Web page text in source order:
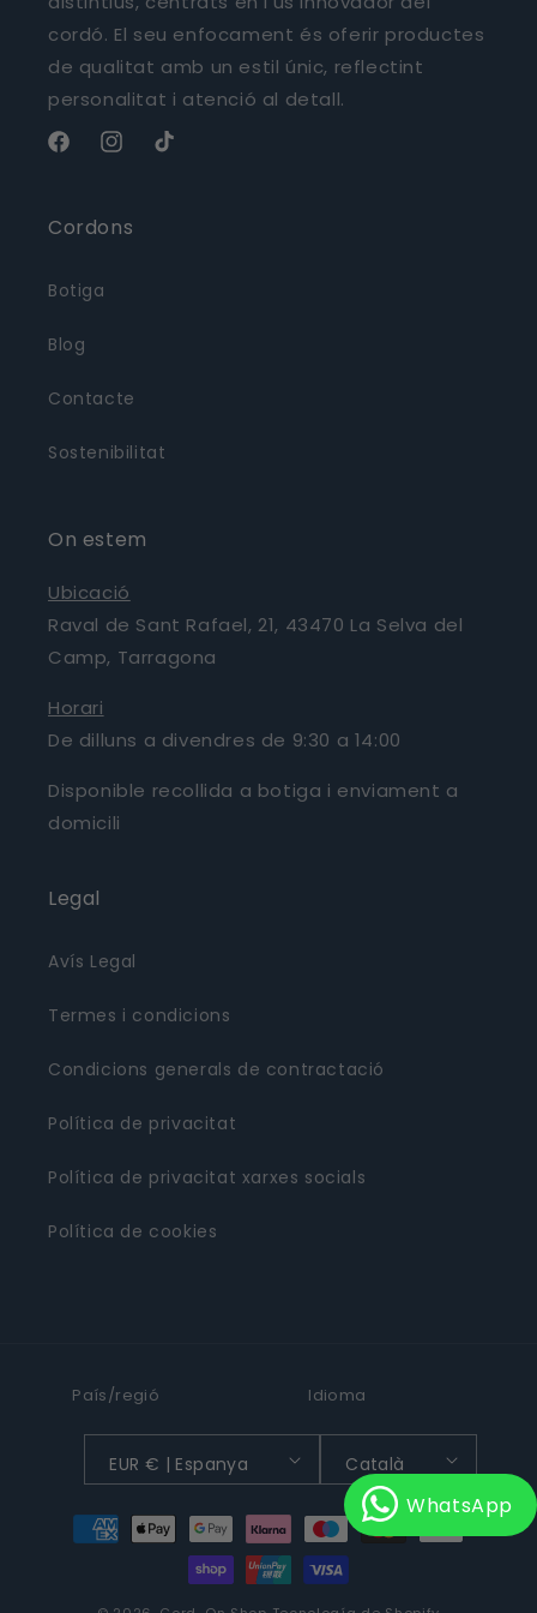
cordó. El seu enfocament és oferir productes
de qualitat amb un estil únic, reflectint
personalitat i atenció al detall.
FacebookInstagram
TikTok
Cordons
Botiga
Blog
Contacte
Sostenibilitat
On estem
Ubicació
Raval de Sant Rafael, 21, 43470 La Selva del
Camp, Tarragona
Horari
De dilluns a divendres de 9:30 a 14:00
Disponible recollida a botiga i enviament a
domicili
Legal
Avís Legal
Termes i condicions
Condicions generals de contractació
Política de privacitat
Política de privacitat xarxes socials
Política de cookies
País/regió
EUR € | Espanya
Idioma
Català
Formes
WhatsApp